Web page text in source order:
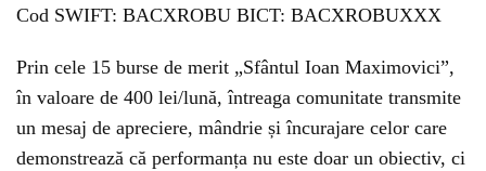
Cod SWIFT: BACXROBU BICT: BACXROBUXXX
Prin cele 15 burse de merit „Sfântul Ioan Maximovici”,
în valoare de 400 lei/lună, întreaga comunitate transmite
un mesaj de apreciere, mândrie și încurajare celor care
demonstrează că performanța nu este doar un obiectiv, ci